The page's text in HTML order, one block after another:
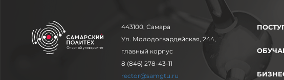
443100, Самара
Ул. Молодогвардейская, 244,
главный корпус
8 (846) 278-43-11
rector@samgtu.ru